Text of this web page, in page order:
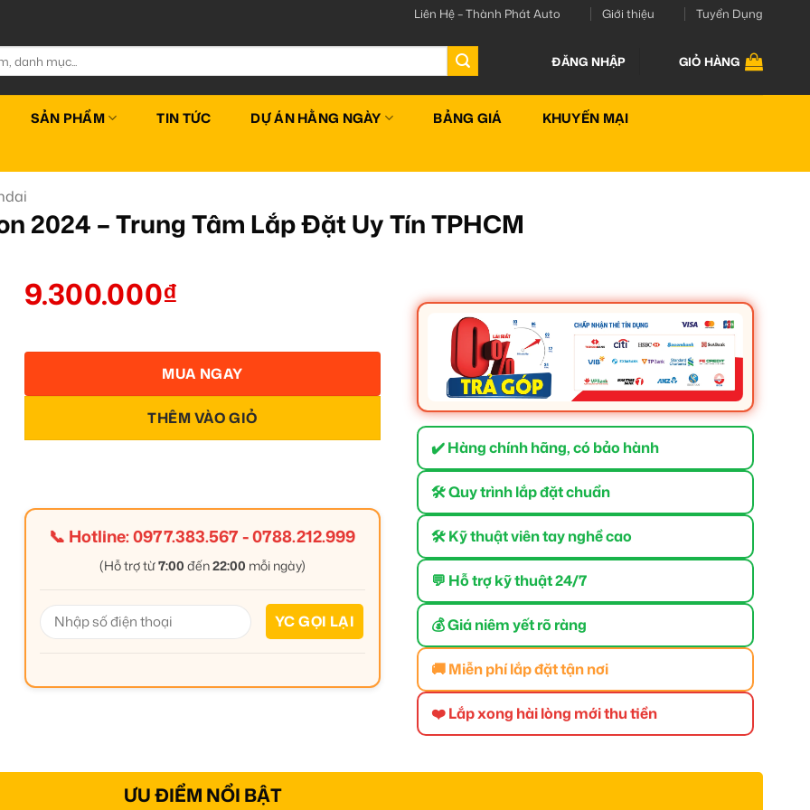
Liên Hệ – Thành Phát Auto Giới thiệu Tuyển Dụng
ĐĂNG NHẬP GIỎ HÀNG
SẢN PHẨM TIN TỨC DỰ ÁN HẰNG NGÀY BẢNG GIÁ KHUYẾN MẠI
2024 – Trung Tâm Lắp Đặt Uy Tín TPHCM
9.300.000₫
THÊM VÀO GIỎ
MUA NGAY
📞 Hotline:0977.383.567-0788.212.999
(Hỗ trợ từ7:00 đến22:00 mỗi ngày)
✔️ Hàng chính hãng, có bảo hành
🛠 Quy trình lắp đặt chuẩn
🛠 Kỹ thuật viên tay nghề cao
💬 Hỗ trợ kỹ thuật 24/7
💰 Giá niêm yết rõ ràng
🚚 Miễn phí lắp đặt tận nơi
❤️ Lắp xong hài lòng mới thu tiền
ƯU ĐIỂM NỔI BẬT